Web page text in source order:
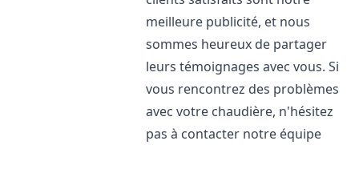
meilleure publicité, et nous
sommes heureux de partager
leurs témoignages avec vous. Si
vous rencontrez des problèmes
avec votre chaudière, n'hésitez
pas à contacter notre équipe